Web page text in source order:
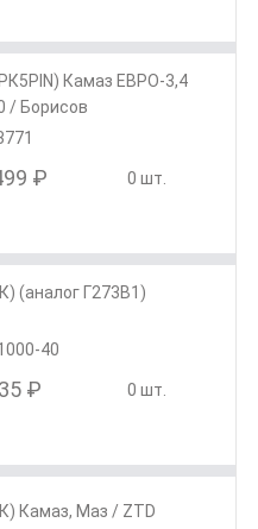
Камаз ЕВРО-3,4
/ Борисов
₽ 0 шт.
(аналог Г273В1)
40
₽ 0 шт.
Камаз, Маз / ZTD